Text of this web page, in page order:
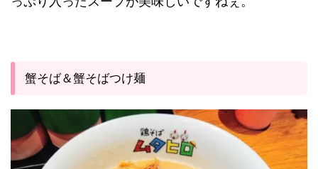
蟹そば＆蟹そばつけ麺